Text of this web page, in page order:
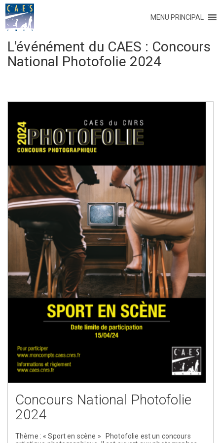
MENU PRINCIPAL
L'événément du CAES : Concours
National Photofolie 2024
Concours National Photofolie
2024
Thème : « Sport en scène » Photofolie est un concours